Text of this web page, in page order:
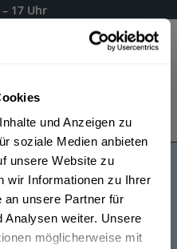
und Anzeigen zu
soziale Medien anbieten
unsere Website zu
wir Informationen zu Ihrer
an unsere Partner für
Analysen weiter. Unsere
möglicherweise mit
17 Uhr
Es gilt unsereDatenschutzerklärung